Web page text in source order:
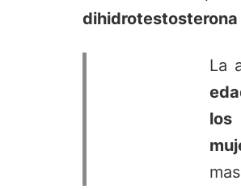
dihidrotestosterona
La
los